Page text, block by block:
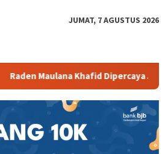
JUMAT, 7 AGUSTUS 2026
Khafid Dipercaya Jabat Koordinator